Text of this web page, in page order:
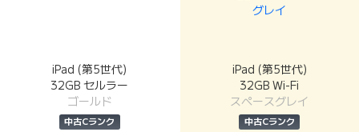
iPad (第5世代)
32GB セルラー
ゴールド
中古Cランク
iPad (第5世代)
32GB Wi-Fi
スペースグレイ
中古Cランク